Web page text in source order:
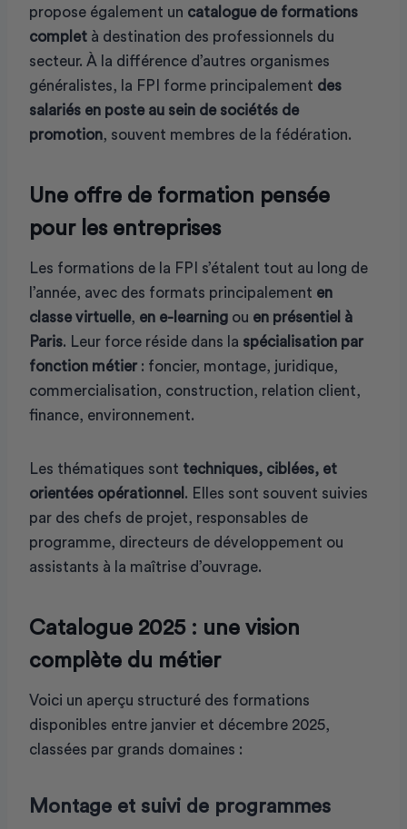
propose également un catalogue de formations
complet à destination des professionnels du
secteur. À la différence d’autres organismes
généralistes, la FPI forme principalement des
salariés en poste au sein de sociétés de
promotion, souvent membres de la fédération.
Une offre de formation pensée
pour les entreprises
Les formations de la FPI s’étalent tout au long de
l’année, avec des formats principalement en
classe virtuelle, en e-learning ou en présentiel à
Paris. Leur force réside dans la spécialisation par
fonction métier : foncier, montage, juridique,
commercialisation, construction, relation client,
finance, environnement.
Les thématiques sont techniques, ciblées, et
orientées opérationnel . Elles sont souvent suivies
par des chefs de projet, responsables de
programme, directeurs de développement ou
assistants à la maîtrise d’ouvrage.
Catalogue 2025 : une vision
complète du métier
Voici un aperçu structuré des formations
disponibles entre janvier et décembre 2025,
classées par grands domaines :
Montage et suivi de programmes